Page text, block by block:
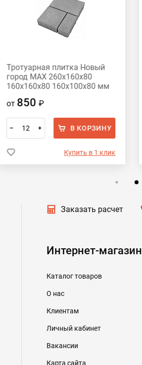
Тротуарная плитка Новый
город MAX 260х160х80
160х160х80 160х100х80 мм
от 850 ₽
– + В КОРЗИНУ
Купить в 1 клик
Заказать расчет
Интернет-магазин
Каталог товаров
О нас
Клиентам
Личный кабинет
Вакансии
Карта сайта